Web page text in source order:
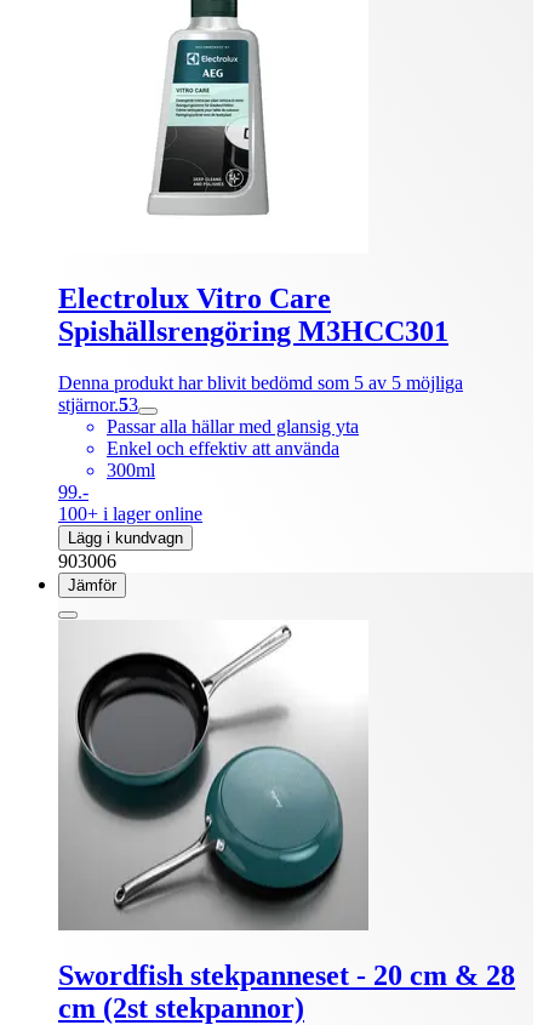
Electrolux Vitro Care
Spishällsrengöring M3HCC301
Denna produkt har blivit bedömd som 5 av 5 möjliga
stjärnor.53
Passar alla hällar med glansig yta
Enkel och effektiv att använda
300ml
99.-
100+ i lager online
Lägg i kundvagn
903006
Jämför
Swordfish stekpanneset - 20 cm & 28
cm (2st stekpannor)